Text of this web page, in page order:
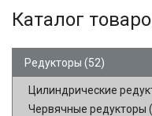
Каталог
Редукторы (52)
Цилиндрические
Червячные редукторы